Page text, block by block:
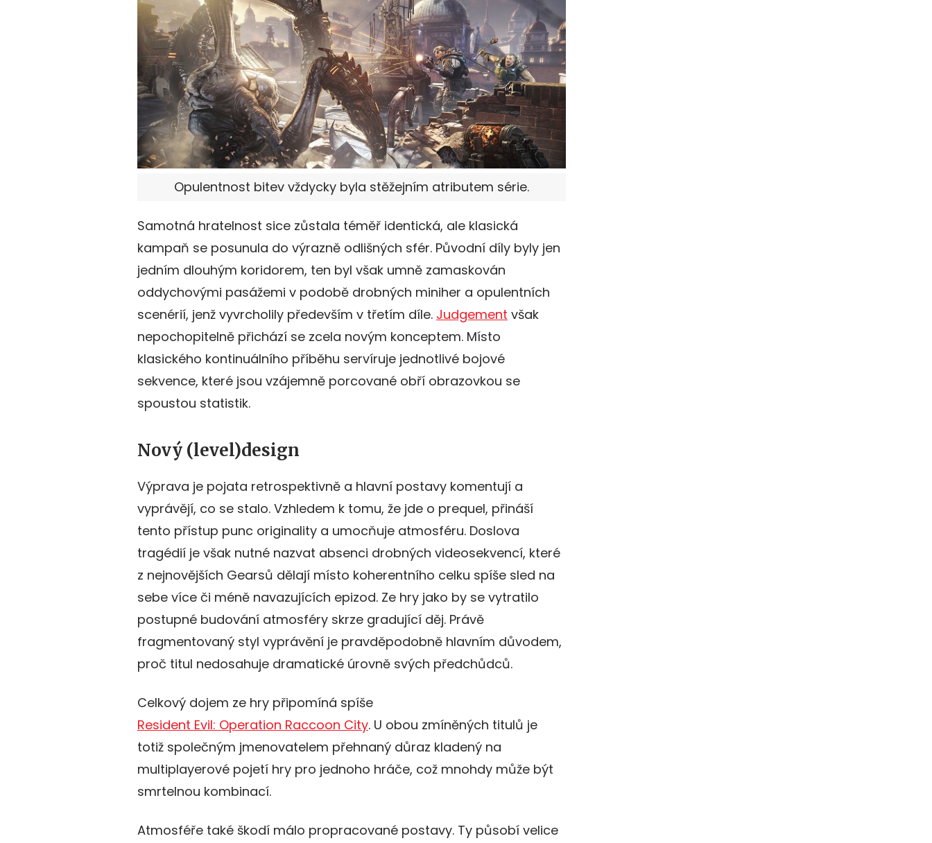
Opulentnost bitev vždycky byla stěžejním atributem série.
Samotná hratelnost sice zůstala téměř identická, ale klasická
kampaň se posunula do výrazně odlišných sfér. Původní díly byly jen
jedním dlouhým koridorem, ten byl však umně zamaskován
oddychovými pasážemi v podobě drobných miniher a opulentních
scenérií, jenž vyvrcholily především v třetím díle. Judgement však
nepochopitelně přichází se zcela novým konceptem. Místo
klasického kontinuálního příběhu servíruje jednotlivé bojové
sekvence, které jsou vzájemně porcované obří obrazovkou se
spoustou statistik.
Nový (level)design
Výprava je pojata retrospektivně a hlavní postavy komentují a
vyprávějí, co se stalo. Vzhledem k tomu, že jde o prequel, přináší
tento přístup punc originality a umocňuje atmosféru. Doslova
tragédií je však nutné nazvat absenci drobných videosekvencí, které
z nejnovějších Gearsů dělají místo koherentního celku spíše sled na
sebe více či méně navazujících epizod. Ze hry jako by se vytratilo
postupné budování atmosféry skrze gradující děj. Právě
fragmentovaný styl vyprávění je pravděpodobně hlavním důvodem,
proč titul nedosahuje dramatické úrovně svých předchůdců.
Celkový dojem ze hry připomíná spíše
Resident Evil: Operation Raccoon City. U obou zmíněných titulů je
totiž společným jmenovatelem přehnaný důraz kladený na
multiplayerové pojetí hry pro jednoho hráče, což mnohdy může být
smrtelnou kombinací.
Atmosféře také škodí málo propracované postavy. Ty působí velice